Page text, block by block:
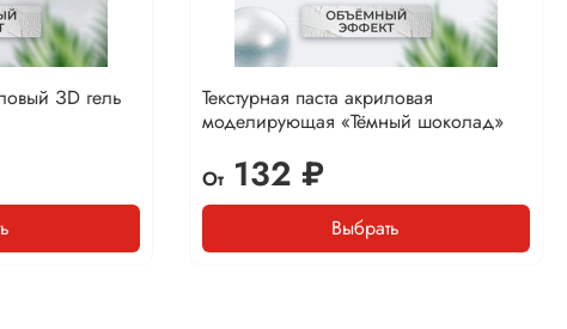
ЗD гель
Текстурная паста акриловая
моделирующая «Тёмный шоколад»
От132 ₽
Выбрать